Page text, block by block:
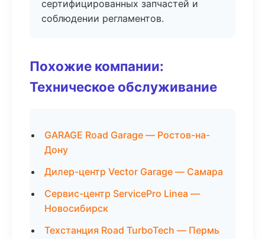
сертифицированных запчастей и
соблюдении регламентов.
Похожие компании:
Техническое обслуживание
GARAGE Road Garage — Ростов-на-
Дону
Дилер-центр Vector Garage — Самара
Сервис-центр ServicePro Linea —
Новосибирск
Техстанция Road TurboTech — Пермь